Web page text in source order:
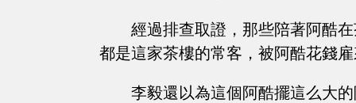
經過排查取證，那些陪著阿酷
都是這家茶樓的常客，被阿酷花錢
李毅還以為這個阿酷擺這么大